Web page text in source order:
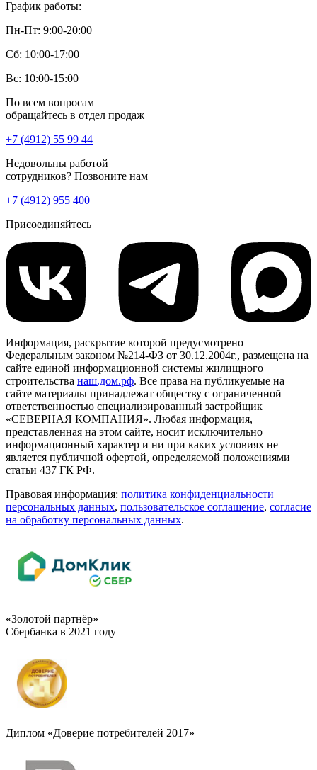
График работы:
Пн-Пт: 9:00-20:00
Сб: 10:00-17:00
Вс: 10:00-15:00
По всем вопросам
обращайтесь в отдел продаж
+7 (4912) 55 99 44
Недовольны работой
сотрудников? Позвоните нам
+7 (4912) 955 400
Присоединяйтесь
Информация, раскрытие которой предусмотрено
Федеральным законом №214-ФЗ от 30.12.2004г., размещена на
сайте единой информационной системы жилищного
строительства наш.дом.рф. Все права на публикуемые на
сайте материалы принадлежат обществу с ограниченной
ответственностью специализированный застройщик
«СЕВЕРНАЯ КОМПАНИЯ». Любая информация,
представленная на этом сайте, носит исключительно
информационный характер и ни при каких условиях не
является публичной офертой, определяемой положениями
статьи 437 ГК РФ.
Правовая информация: политика конфиденциальности
персональных данных, пользовательское cоглашение, cогласие
на обработку персональных данных.
«Золотой партнёр»
Сбербанка в 2021 году
Диплом «Доверие потребителей 2017»